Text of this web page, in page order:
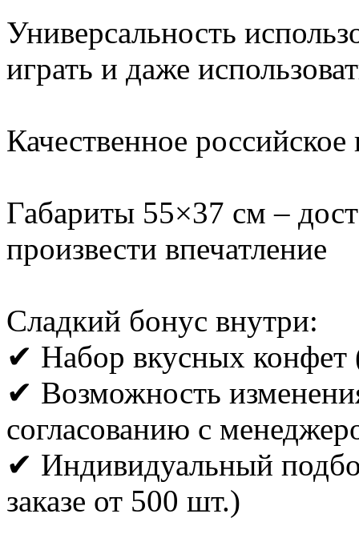
Универсальность
играть и даже
Качественное российское
Габариты 55×37 см –
произвести впечатление
Сладкий бонус внутри:
✔ Набор вкусных конфет
✔ Возможность
согласованию с
✔ Индивидуальный
заказе от 500 шт.)